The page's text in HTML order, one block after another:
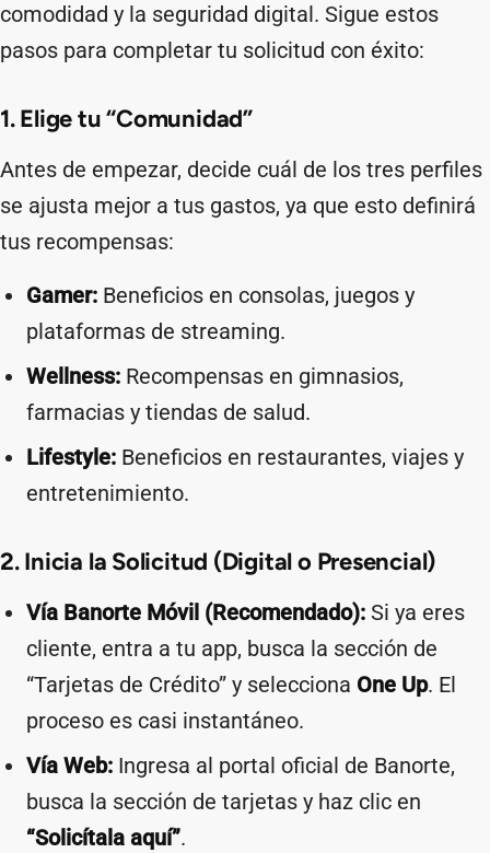
comodidad y la seguridad digital. Sigue estos
pasos para completar tu solicitud con éxito:
1. Elige tu “Comunidad”
Antes de empezar, decide cuál de los tres perfiles
se ajusta mejor a tus gastos, ya que esto definirá
tus recompensas:
Gamer: Beneficios en consolas, juegos y
plataformas de streaming.
Wellness: Recompensas en gimnasios,
farmacias y tiendas de salud.
Lifestyle: Beneficios en restaurantes, viajes y
entretenimiento.
2. Inicia la Solicitud (Digital o Presencial)
Vía Banorte Móvil (Recomendado): Si ya eres
cliente, entra a tu app, busca la sección de
“Tarjetas de Crédito” y selecciona One Up. El
proceso es casi instantáneo.
Vía Web: Ingresa al portal oficial de Banorte,
busca la sección de tarjetas y haz clic en
“Solicítala aquí”.